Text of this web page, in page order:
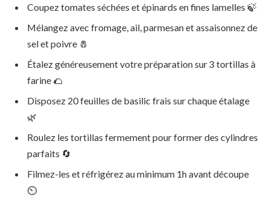
Coupez tomates séchées et épinards en fines lamelles 🍃
Mélangez avec fromage, ail, parmesan et assaisonnez de
sel et poivre 🧂
Étalez généreusement votre préparation sur 3 tortillas à
farine 🌮
Disposez 20 feuilles de basilic frais sur chaque étalage
🌿
Roulez les tortillas fermement pour former des cylindres
parfaits 🔄
Filmez-les et réfrigérez au minimum 1h avant découpe
⏲️